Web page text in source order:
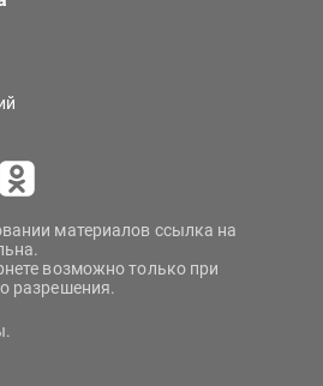
материалов ссылка на
возможно только при
разрешения.